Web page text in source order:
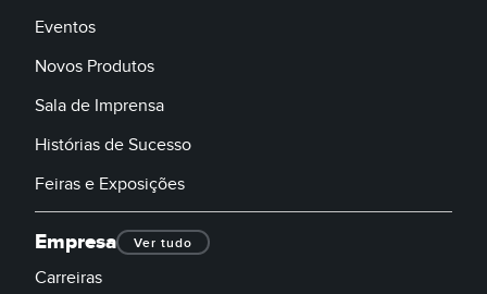
Eventos
Novos Produtos
Sala de Imprensa
Histórias de Sucesso
Feiras e Exposições
Empresa Ver tudo
Carreiras